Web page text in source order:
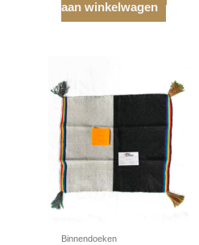
aan winkelwagen
Binnendoeken